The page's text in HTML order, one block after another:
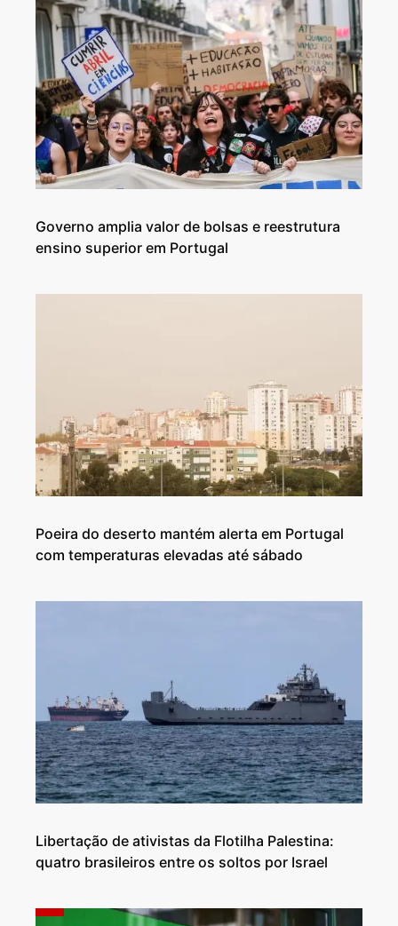
Governo amplia valor de bolsas e reestrutura
ensino superior em Portugal
Poeira do deserto mantém alerta em Portugal
com temperaturas elevadas até sábado
Libertação de ativistas da Flotilha Palestina:
quatro brasileiros entre os soltos por Israel